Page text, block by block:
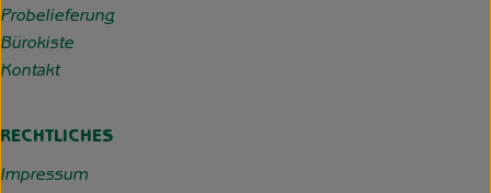
Probelieferung
Bürokiste
Kontakt
RECHTLICHES
Impressum